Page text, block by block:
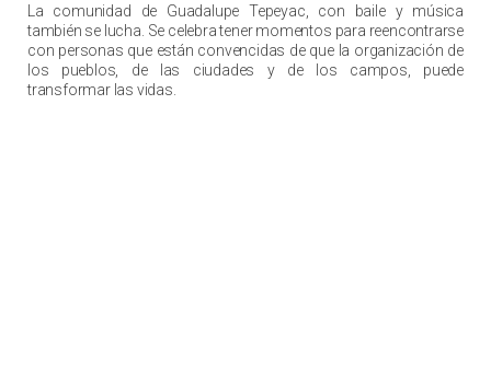
La comunidad de Guadalupe Tepeyac, con baile y música
también se lucha. Se celebra tener momentos para reencontrarse
con personas que están convencidas de que la organización de
los pueblos, de las ciudades y de los campos, puede
transformar las vidas.